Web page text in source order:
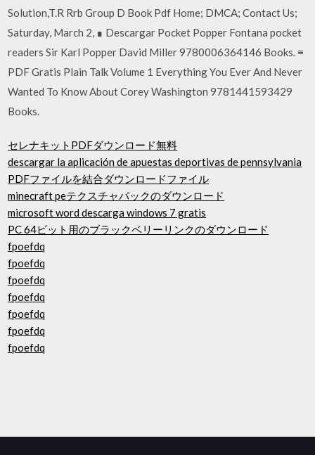
Solution,T.R Rrb Group D Book Pdf Home; DMCA; Contact Us;
Saturday, March 2, ∎ Descargar Pocket Popper Fontana pocket
readers Sir Karl Popper David Miller 9780006364146 Books. ≡
PDF Gratis Plain Talk Volume 1 Everything You Ever And Never
Wanted To Know About Corey Washington 9781441593429
Books.
セレナキットPDFダウンロード無料
descargar la aplicación de apuestas deportivas de pennsylvania
PDFファイルを結合ダウンロードファイル
minecraft peテクスチャパックのダウンロード
microsoft word descarga windows 7 gratis
PC 64ビット用のブラックベリーリンクのダウンロード
fpoefdq
fpoefdq
fpoefdq
fpoefdq
fpoefdq
fpoefdq
fpoefdq